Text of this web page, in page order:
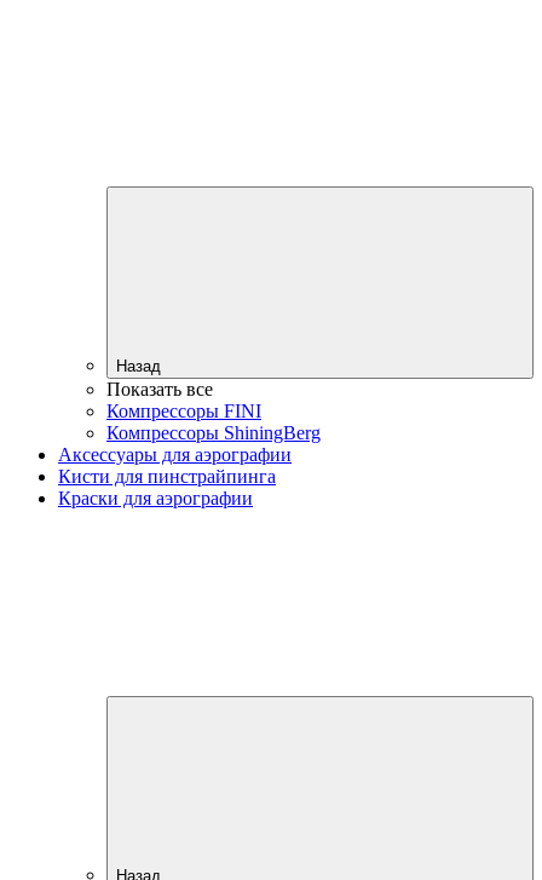
Назад
Показать все
Компрессоры FINI
Компрессоры ShiningBerg
Аксессуары для аэрографии
Кисти для пинстрайпинга
Краски для аэрографии
Назад